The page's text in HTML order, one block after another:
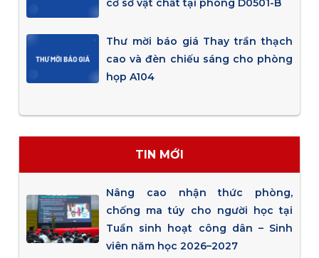
cơ sở vật chất tại phòng D0501-B
Thư mời báo giá Thay trần thạch
cao và đèn chiếu sáng cho phòng
họp A104
TIN MỚI
Nâng cao nhận thức phòng,
chống ma túy cho người học tại
Tuần sinh hoạt công dân – Sinh
viên năm học 2026–2027